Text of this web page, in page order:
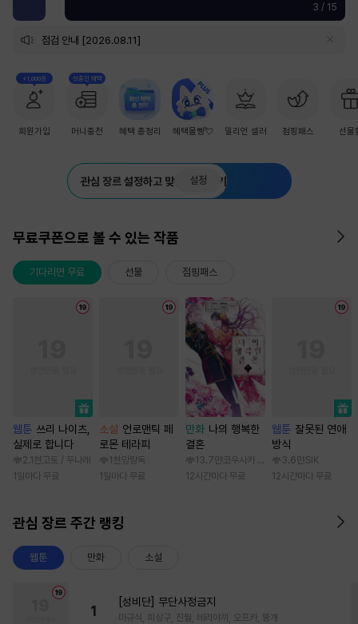
3 / 15
점검 안내 [2026.08.11]
+1,000원
회원가입
첫충전 혜택
머니충전 혜택 총정리 혜택몰빵💘 밀리언 셀러 점핑패스 선물
관심 장르 설정하고 맞춤 추천 받기
설정
무료쿠폰으로 볼 수 있는 작품
기다리면 무료 선물 점핑패스
웹툰 쓰리 나이츠,
실제로 합니다
2.1천 고토 / 두나래
1일마다 무료
소설 언로맨틱 페
로몬 테라피
1천 망랑독
1일마다 무료
만화 나의 행복한
결혼
13.7만 코우사카 리토 / 아기토기 아쿠미
12시간마다 무료
웹툰 잘못된 연애
방식
3.6만 SIK
12시간마다 무료
관심 장르 주간 랭킹
웹툰 만화 소설
1
[성비단] 무단사정금지
마규식, 피상구, 진월, 테리야끼, 오프카, 뚱개